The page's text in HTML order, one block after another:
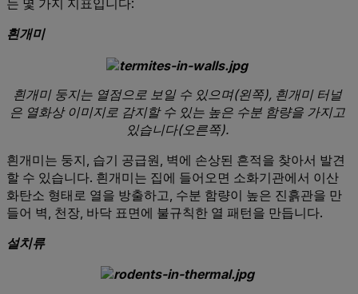
는 몇 가지 지표입니다:
흰개미
흰개미 둥지는 열점으로 보일 수 있으며(왼쪽), 흰개미 터널
은 열화상 이미지로 감지할 수 있는 높은 수분 함량을 가지고
있습니다(오른쪽).
흰개미는 둥지, 습기 공급원, 벽에 손상된 흔적을 찾아서 발견
할 수 있습니다. 흰개미는 집에 들어오면 소화기관에서 이산
화탄소 형태로 열을 방출하고, 수분 함량이 높은 진흙관을 만
들어 벽, 천장, 바닥 표면에 불규칙한 열 패턴을 만듭니다.
설치류